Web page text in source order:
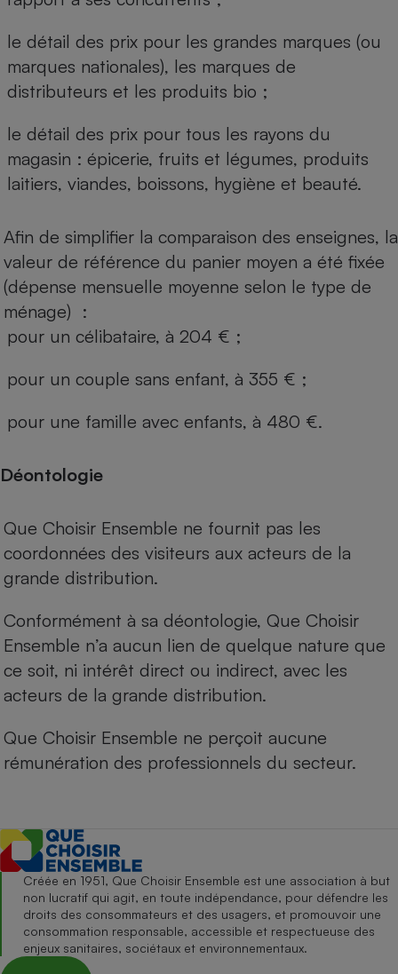
le détail des prix pour les grandes marques (ou
marques nationales), les marques de
distributeurs et les produits bio ;
le détail des prix pour tous les rayons du
magasin : épicerie, fruits et légumes, produits
laitiers, viandes, boissons, hygiène et beauté.
Afin de simplifier la comparaison des enseignes, la
valeur de référence du panier moyen a été fixée
(dépense mensuelle moyenne selon le type de
ménage) :
pour un célibataire, à 204 € ;
pour un couple sans enfant, à 355 € ;
pour une famille avec enfants, à 480 €.
Déontologie
Que Choisir Ensemble ne fournit pas les
coordonnées des visiteurs aux acteurs de la
grande distribution.
Conformément à sa déontologie, Que Choisir
Ensemble n’a aucun lien de quelque nature que
ce soit, ni intérêt direct ou indirect, avec les
acteurs de la grande distribution.
Que Choisir Ensemble ne perçoit aucune
rémunération des professionnels du secteur.
Créée en 1951, Que Choisir Ensemble est une association à but
non lucratif qui agit, en toute indépendance, pour défendre les
droits des consommateurs et des usagers, et promouvoir une
consommation responsable, accessible et respectueuse des
enjeux sanitaires, sociétaux et environnementaux.